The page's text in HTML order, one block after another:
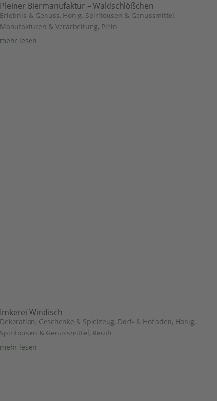
Pleiner Biermanufaktur – Waldschlößchen
Erlebnis & Genuss, Honig, Spiritousen & Genussmittel,
Manufakturen & Verarbeitung, Plein
mehr lesen
Imkerei Windisch
Dekoration, Geschenke & Spielzeug, Dorf- & Hofladen, Honig,
Spiritousen & Genussmittel, Reuth
mehr lesen